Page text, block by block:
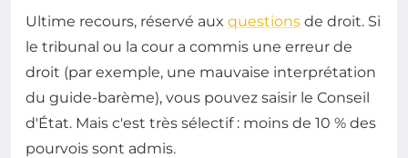
Ultime recours, réservé aux questions de droit. Si
le tribunal ou la cour a commis une erreur de
droit (par exemple, une mauvaise interprétation
du guide-barème), vous pouvez saisir le Conseil
d'État. Mais c'est très sélectif : moins de 10 % des
pourvois sont admis.